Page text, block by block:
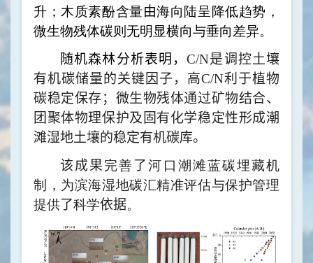
升；木质素酚含量由海向陆呈降低趋势，
微生物残体碳则无明显横向与垂向差异。
随机森林分析表明，C/N是调控土壤
有机碳储量的关键因子， 高C/N利于植物
碳稳定保存； 微生物残体通过矿物结合、
团聚体物理保护及固有化学稳定性形成潮
滩湿地土壤的稳定有机碳库。
该成果完善了河口潮滩蓝碳埋藏机
制，为滨海湿地碳汇精准评估与保护管理
提供了科学依据。